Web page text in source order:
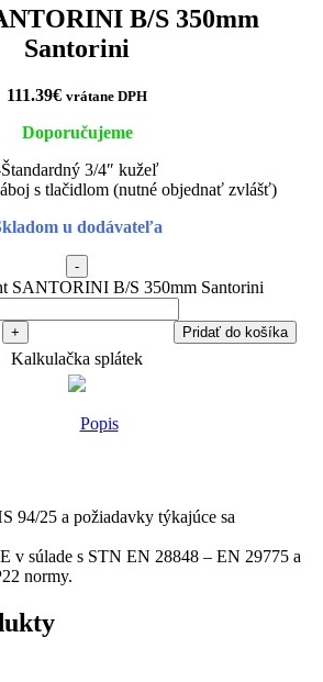
B/S 350mm
Santorini
111.39€ vrátane DPH
Doporučujeme
3/4″ kužeľ
s tlačidlom (nutné objednať zvlášť)
u dodávateľa
-
SANTORINI B/S 350mm Santorini
+ Pridať do košíka
Kalkulačka splátek
Popis
94/25 a požiadavky týkajúce sa
v súlade s STN EN 28848 – EN 29775 a
normy.